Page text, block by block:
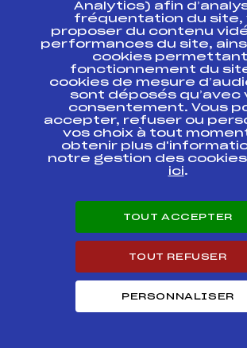
BNAF0032.FFS
SAMSE NATIONAL
TOUR U19 / U21 /
SENIOR
SAMSE NATIONAL
TOUR U19 / U21 /
SENIOR
BNAF0022.FFS
SAMSE NATIONAL
TOUR U19 / U21 /
SENIOR
DAMES
SAMSE NATIONAL
SENIOR
BNAF0012.FFS
SAMSE NATIONAL
Analytics) afin
fréquentation du site,
proposer du contenu
performances du site,
cookies permettant
fonctionnement du
cookies de mesure
sont déposés qu’avec
consentement. Vous
accepter, refuser ou
vos choix à tout
obtenir plus
notre gestion des
ici.
TOUT ACCEPTER
TOUT REFUSER
PERSONNALISER